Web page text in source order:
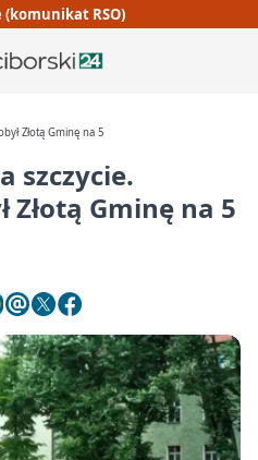
(komunikat RSO)
Złotą Gminę na 5
szczycie.
Złotą Gminę na 5